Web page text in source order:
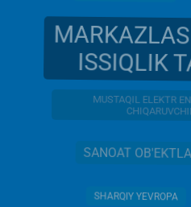
ISSIQLIK
MUSTAQIL ELEKTR
SANOAT
SHARQIY YEVROPA